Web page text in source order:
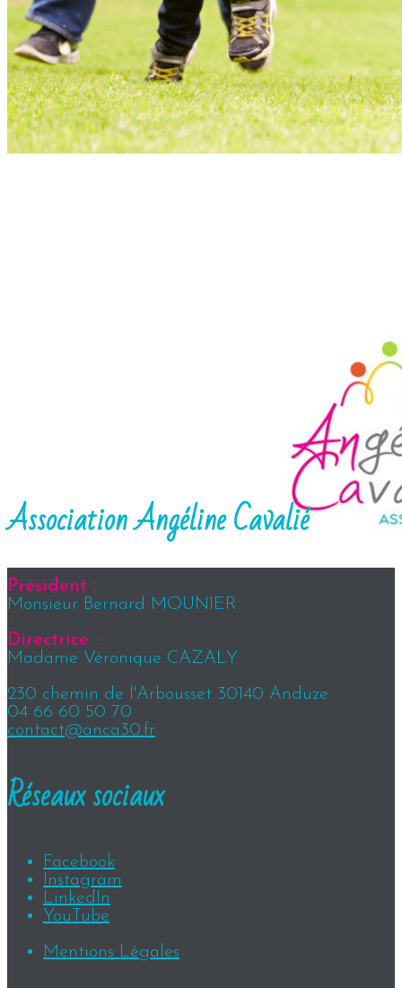
Association Angéline Cavalié
Président :
Monsieur Bernard MOUNIER
Directrice :
Madame Véronique CAZALY
230 chemin de l'Arbousset 30140 Anduze
04 66 60 50 70
contact@anca30.fr
Réseaux sociaux
Facebook
Instagram
LinkedIn
YouTube
Mentions Légales